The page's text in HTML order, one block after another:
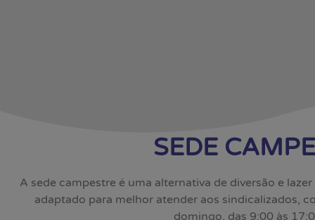
SEDE
A sede campestre é uma alternativa de diversão e
adaptado para melhor atender aos sindicalizados,
domingo, das 9:00 às